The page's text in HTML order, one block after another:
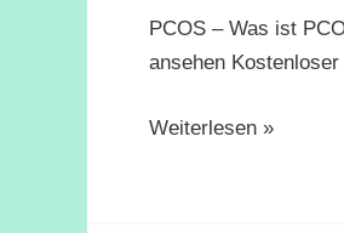
PCOS – Was ist
ansehen
Behandlung
Weiterlesen »